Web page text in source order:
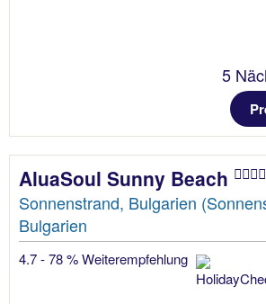
5
AluaSoul Sunny Beach
Sonnenstrand, Bulgarien
Bulgarien
4.7 - 78 % Weiterempfehlung